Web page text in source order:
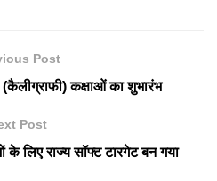
Post
कक्षाओं का शुभारंभ
Post
लिए राज्य सॉफ्ट टारगेट बन गया